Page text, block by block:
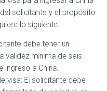
N
solicitante y el propósito
lo siguiente:
debe tener un
validez mínima de seis
ingreso a China.
visa: El solicitante debe